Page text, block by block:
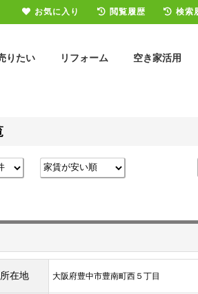
りたい リフォーム 空き家活用
所在地 大阪府豊中市豊南町西５丁目
お気に入り 閲覧履歴 検索